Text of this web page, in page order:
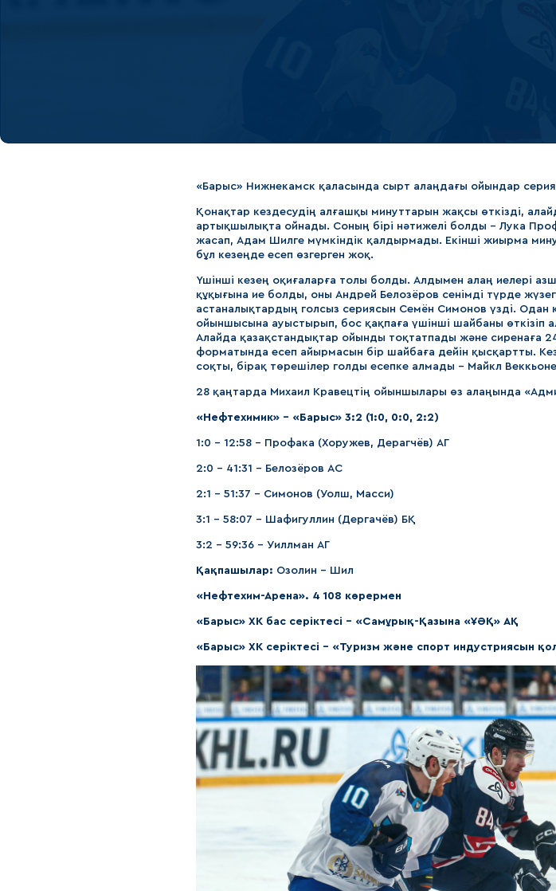
«Барыс» Нижнекамск қаласында сырт алаңдағы ойындар
Қонақтар кездесудің алғашқы минуттарын жақсы өткізді,
артықшылықта ойнады. Соның бірі нәтижелі болды – Лука
жасап, Адам Шилге мүмкіндік қалдырмады. Екінші жиырма
бұл кезеңде есеп өзгерген жоқ.
Үшінші кезең оқиғаларға толы болды. Алдымен алаң иелері
құқығына ие болды, оны Андрей Белозёров сенімді түрде
астаналықтардың голсыз сериясын Семён Симонов үзді.
ойыншысына ауыстырып, бос қақпаға үшінші шайбаны өткізіп
Алайда қазақстандықтар ойынды тоқтатпады және сиренаға
форматында есеп айырмасын бір шайбаға дейін қысқартты.
соқты, бірақ төрешілер голды есепке алмады – Майкл
28 қаңтарда Михаил Кравецтің ойыншылары өз алаңында
«Нефтехимик» - «Барыс» 3:2 (1:0, 0:0, 2:2)
1:0 – 12:58 – Профака (Хоружев, Дерагчёв) АГ
2:0 – 41:31 – Белозёров АС
2:1 – 51:37 – Симонов (Уолш, Масси)
3:1 – 58:07 – Шафигуллин (Дергачёв) БҚ
3:2 – 59:36 – Уиллман АГ
Қақпашылар: Озолин – Шил
«Нефтехим-Арена». 4 108 көрермен
«Барыс» ХК бас серіктесі – «Самұрық-Қазына «ҰӘҚ» АҚ
«Барыс» ХК серіктесі – «Туризм және спорт индустриясын